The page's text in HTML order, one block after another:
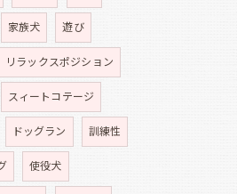
家族犬 遊び
リラックスポジション
スィートコテージ
ドッグラン 訓練性
使役犬